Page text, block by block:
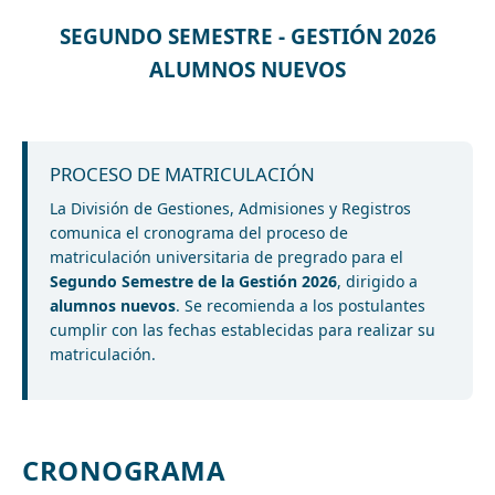
SEGUNDO SEMESTRE - GESTIÓN 2026
ALUMNOS NUEVOS
PROCESO DE MATRICULACIÓN
La División de Gestiones, Admisiones y Registros
comunica el cronograma del proceso de
matriculación universitaria de pregrado para el
Segundo Semestre de la Gestión 2026, dirigido a
alumnos nuevos. Se recomienda a los postulantes
cumplir con las fechas establecidas para realizar su
matriculación.
CRONOGRAMA